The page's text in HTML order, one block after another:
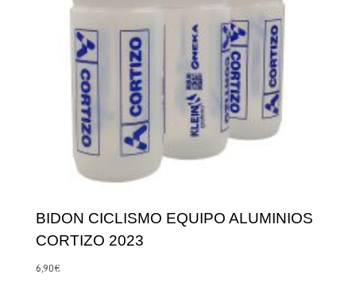
BIDON CICLISMO EQUIPO ALUMINIOS
CORTIZO 2023
6,90€